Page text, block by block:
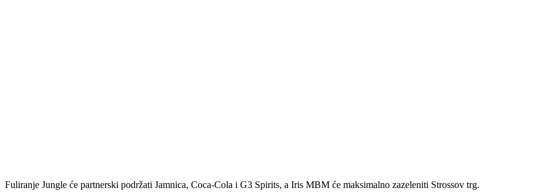
Fuliranje Jungle će partnerski podržati Jamnica, Coca-Cola i G3 Spirits, a Iris MBM će maksimalno zazeleniti Strossov trg.